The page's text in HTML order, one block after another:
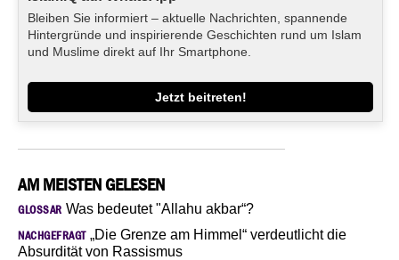
Bleiben Sie informiert – aktuelle Nachrichten, spannende
Hintergründe und inspirierende Geschichten rund um Islam
und Muslime direkt auf Ihr Smartphone.
Jetzt beitreten!
AM MEISTEN GELESEN
GLOSSAR Was bedeutet "Allahu akbar“?
NACHGEFRAGT„Die Grenze am Himmel“ verdeutlicht die
Absurdität von Rassismus